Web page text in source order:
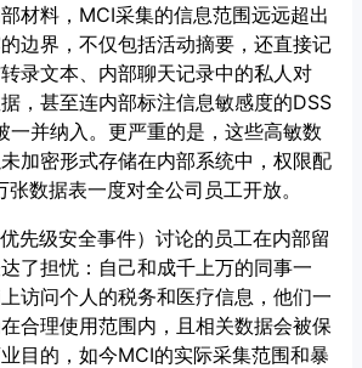
材料，MCI采集的信息范围远远超出
边界，不仅包括活动摘要，还直接记
录文本、内部聊天记录中的私人对
，甚至连内部标注信息敏感度的DSS
一并纳入。更严重的是，这些高敏数
加密形式存储在内部系统中，权限配
数据表一度对全公司员工开放。
先级安全事件）讨论的员工在内部留
了担忧：自己和成千上万的同事一
访问个人的税务和医疗信息，他们一
合理使用范围内，且相关数据会被保
目的，如今MCI的实际采集范围和暴